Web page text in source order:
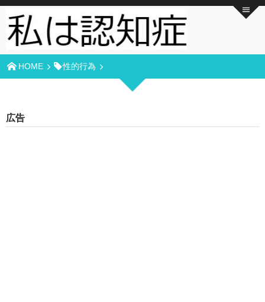
HOME 性的行為
広告